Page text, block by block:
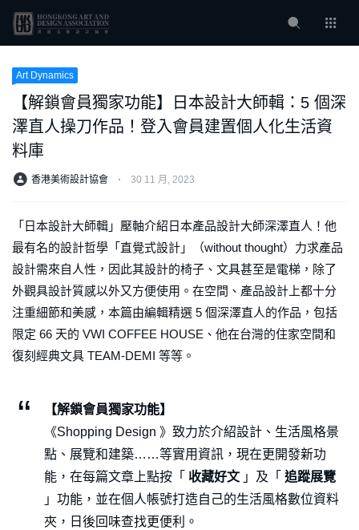
Art Dynamics
【解鎖會員獨家功能】日本設計大師輯：5 個深
澤直人操刀作品！登入會員建置個人化生活資
料庫
香港美術設計協會 ⋅ 30 11 月, 2023
「日本設計大師輯」壓軸介紹日本產品設計大師深澤直人！他
最有名的設計哲學「直覺式設計」（without thought）力求產品
設計需來自人性，因此其設計的椅子、文具甚至是電梯，除了
外觀具設計質感以外又方便使用。在空間、產品設計上都十分
注重細節和美感，本篇由編輯精選 5 個深澤直人的作品，包括
限定 66 天的 VWI COFFEE HOUSE、他在台灣的住家空間和
復刻經典文具 TEAM-DEMI 等等。
【解鎖會員獨家功能】
《Shopping Design 》致力於介紹設計、生活風格景
點、展覽和建築……等實用資訊，現在更開發新功
能，在每篇文章上點按「 收藏好文 」及「 追蹤展覽
」功能，並在個人帳號打造自己的生活風格數位資料
夾，日後回味查找更便利。